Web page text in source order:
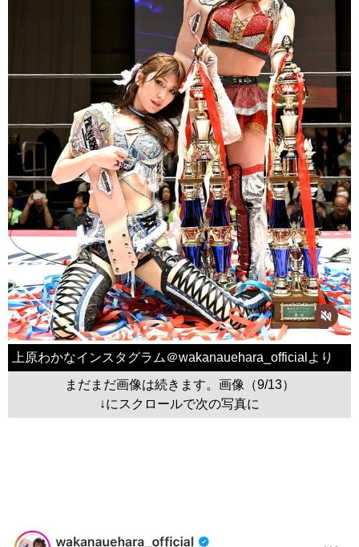
上原わかなインスタグラム＠wakanauehara_officialより
まだまだ画像は続きます。画像（9/13）
↓にスクロールで次の写真に